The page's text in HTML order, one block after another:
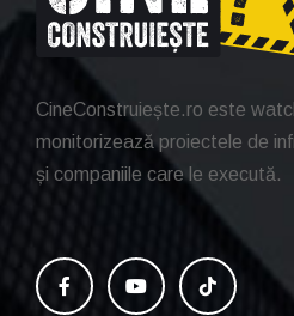
CineConstruiește.ro este
monitorizează proiectele de
și companiile care le execută.